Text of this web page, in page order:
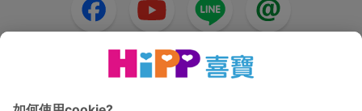
HiPP奶粉 HiPP嬰兒食品 HiPP懷孕